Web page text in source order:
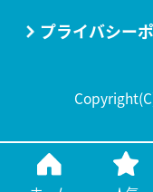
プライバシー